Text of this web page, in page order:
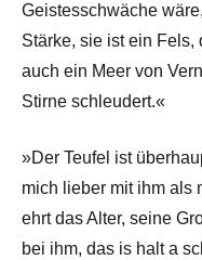
Geistesschwäche
Stärke, sie ist ein Fels,
auch ein Meer von
Stirne schleudert.«
»Der Teufel ist
mich lieber mit ihm als
ehrt das Alter, seine
bei ihm, das is halt a